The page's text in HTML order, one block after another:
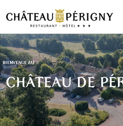
de
Périgny
BIENVENUE AU
CHÂTEAU DE